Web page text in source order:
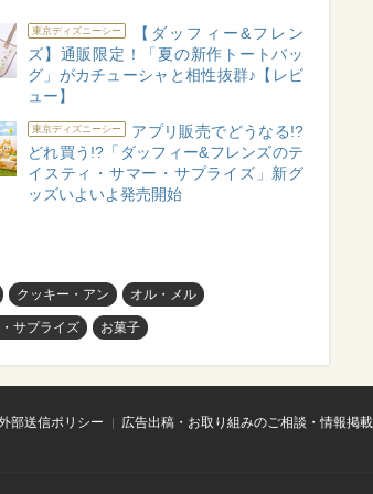
東京ディズニーシー
【ダッフィー&フレン
ズ】通販限定！「夏の新作トートバッ
グ」がカチューシャと相性抜群♪【レビ
ュー】
東京ディズニーシー
アプリ販売でどうなる!?
どれ買う!?「ダッフィー&フレンズのテ
イスティ・サマー・サプライズ」新グ
ッズいよいよ発売開始
クッキー・アン オル・メル
サプライズ お菓子
部送信ポリシー
広告出稿・お取り組みのご相談・情報掲